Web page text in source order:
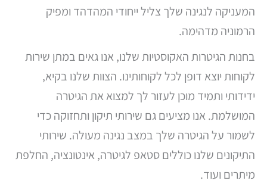
המעניקה לנגינה שלך צליל ייחודי המהדהד ומפיק
הרמוניה מדהימה.
בחנות הגיטרות האקוסטיות שלנו, אנו גאים במתן שירות
לקוחות יוצא דופן לכל לקוחותינו. הצוות שלנו בקיא,
ידידותי ותמיד מוכן לעזור לך למצוא את הגיטרה
המושלמת. אנו מציעים גם שירותי תיקון ותחזוקה כדי
לשמור על הגיטרה שלך במצב נגינה מעולה. שירותי
התיקונים שלנו כוללים סטאפ לגיטרה, אינטונציה, החלפת
מיתרים ועוד.